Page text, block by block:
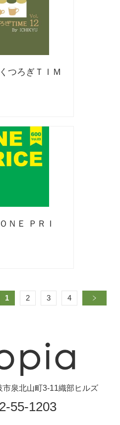
つろぎＴＩＭ
ＮＥ ＰＲＩ
1 2 3 4
泉北山町3-11織部ヒルズ
55-1203